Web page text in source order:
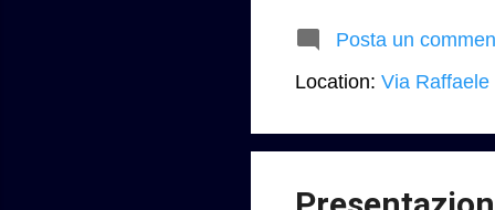
Posta un
Location: Via